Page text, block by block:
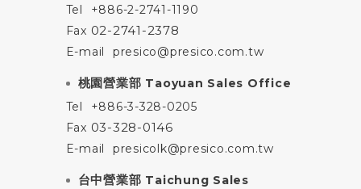
Tel
+886-2-2741-1190
Fax 02-2741-2378
E-mail presico@presico.com.tw
桃園營業部 Taoyuan Sales Office
Tel
+886-3-328-0205
Fax 03-328-0146
E-mail presicolk@presico.com.tw
台中營業部 Taichung Sales